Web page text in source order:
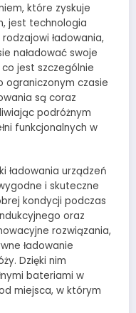
które zyskuje
jest technologia
ładowania,
naładować swoje
jest szczególnie
ograniczonym czasie
są coraz
podróżnym
funkcjonalnych w
ładowania urządzeń
i skuteczne
kondycji podczas
oraz
rozwiązania,
ładowanie
Dzięki nim
bateriami w
miejsca, w którym